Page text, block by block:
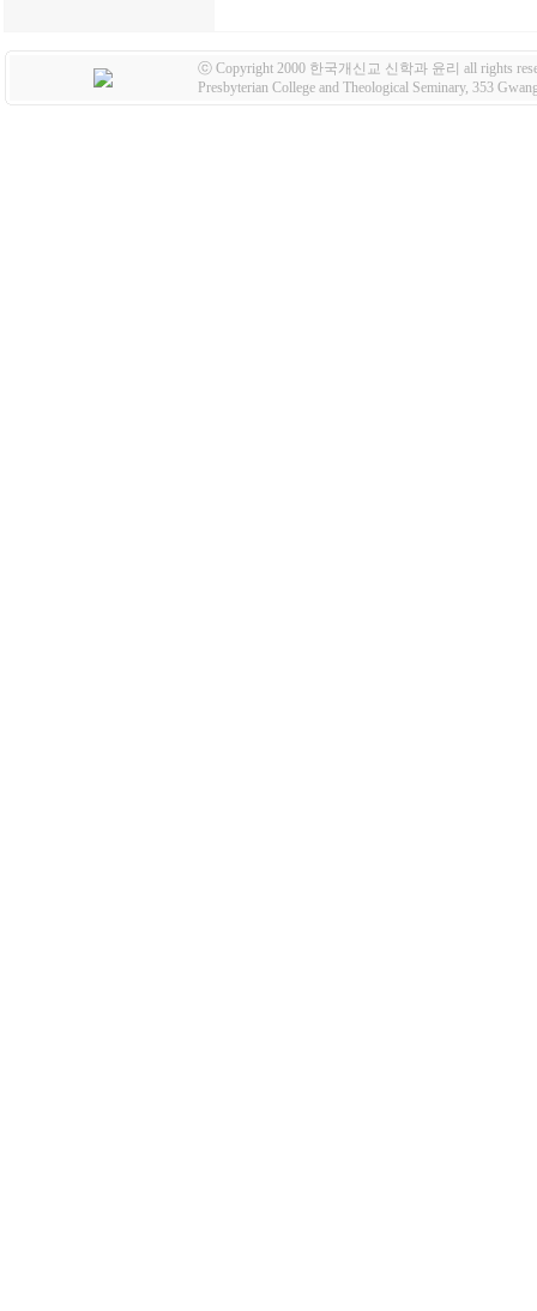
ⓒ Copyright 2000 한국개신교 신학과 윤리 all rights
Presbyterian College and Theological Seminary, 353